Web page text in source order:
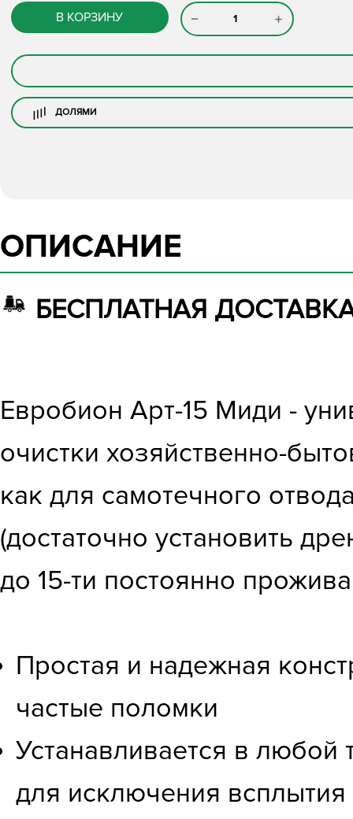
В КОРЗИНУ
ДОЛЯМИ
ОПИСАНИЕ
БЕСПЛАТНАЯ
Евробион Арт-15 Миди -
очистки хозяйственно-
как для самотечного
(достаточно установить
до 15-ти постоянно
Простая и надежная
частые поломки
Устанавливается в любой
для исключения всплытия